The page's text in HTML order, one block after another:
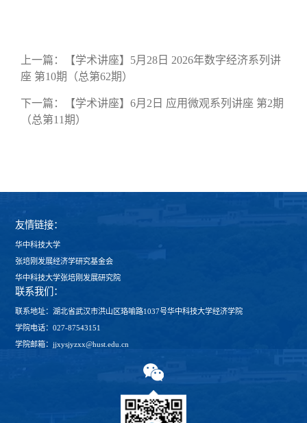
上一篇：
【学术讲座】5月28日 2026年数字经济系列讲
座 第10期（总第62期）
下一篇：
【学术讲座】6月2日 应用微观系列讲座 第2期
（总第11期）
友情链接：
华中科技大学
张培刚发展经济学研究基金会
华中科技大学张培刚发展研究院
联系我们：
联系地址：湖北省武汉市洪山区珞喻路1037号华中科技大学经济学院
学院电话：027-87543151
学院邮箱：jjxysjyzxx@hust.edu.cn